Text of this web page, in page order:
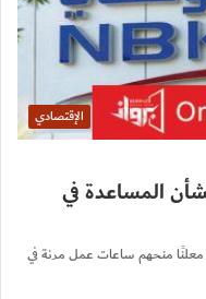
الإقتصادي
المساعدة في
منحهم ساعات عمل مرنة في